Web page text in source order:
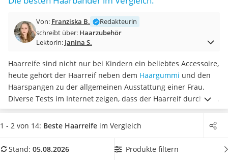
Katzenklappe (Chip)
Masturbator
Massagepistole
Reisehaartrockner
Eiweißpulver
Magnesiumpräparat
Katzenklappe
Nackenmassagegerät
Zeckenschutz Katze
Philips-Sonicare-Zahnbürste
Von: Franziska B.
Redakteurin
schreibt über: Haarzubehör
Lektorin: Janina S.
Haarreife sind nicht nur bei Kindern ein beliebtes Accessoire,
heute gehört der Haarreif neben dem Haargummi und den
Haarspangen zu der allgemeinen Ausstattung einer Frau.
Diverse Tests im Internet zeigen, dass der Haarreif durch sein
Design unddie leichte Handhabung gerne verwendetwird.
Wählen Sie jetzt aus unserer Vergleichstabelle ein Haarreif-
Farben . Somit haben Sie für jedes Outfit den passenden Reif.
1 - 2 von 14: Beste Haarreife im Vergleich
Stand: 05.08.2026 Produkte filtern